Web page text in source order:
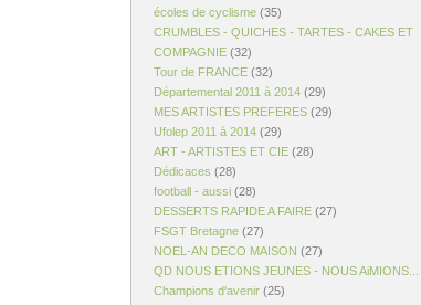
écoles de cyclisme (35)
CRUMBLES - QUICHES - TARTES - CAKES ET
COMPAGNIE (32)
Tour de FRANCE (32)
Départemental 2011 à 2014 (29)
MES ARTISTES PREFERES (29)
Ufolep 2011 à 2014 (29)
ART - ARTISTES ET CIE (28)
Dédicaces (28)
football - aussi (28)
DESSERTS RAPIDE A FAIRE (27)
FSGT Bretagne (27)
NOEL-AN DECO MAISON (27)
QD NOUS ETIONS JEUNES - NOUS AiMIONS...
Champions d'avenir (25)